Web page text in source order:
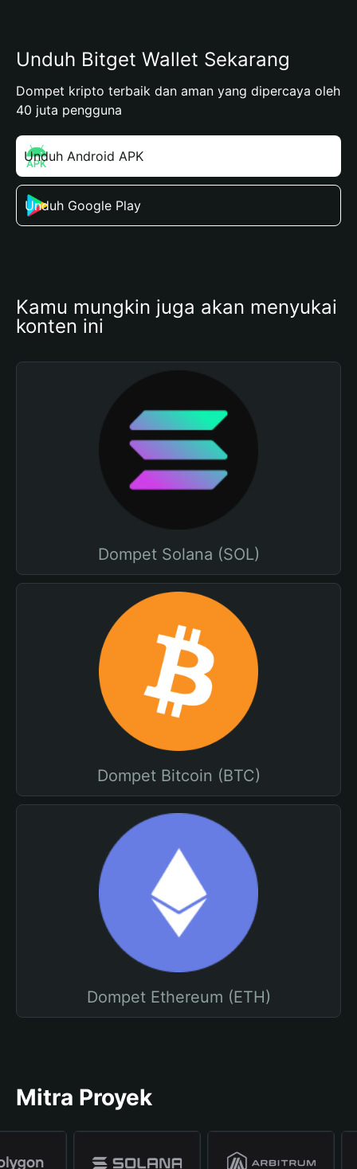
Unduh Bitget Wallet Sekarang
Dompet kripto terbaik dan aman yang dipercaya oleh
40 juta pengguna
Unduh Android APK
Unduh Google Play
Kamu mungkin juga akan menyukai
konten ini
Dompet Solana (SOL)
Dompet Bitcoin (BTC)
Dompet Ethereum (ETH)
Mitra Proyek